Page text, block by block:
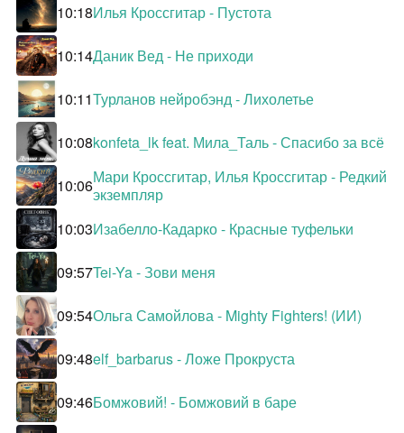
10:18Илья Кроссгитар - Пустота
10:14Даник Вед - Не приходи
10:11Турланов нейробэнд - Лихолетье
10:08konfeta_lk feat. Мила_Таль - Спасибо за всё
10:06Мари Кроссгитар, Илья Кроссгитар - Редкий
экземпляр
10:03Изабелло-Кадарко - Красные туфельки
09:57Tei-Ya - Зови меня
09:54Ольга Самойлова - Mighty Fighters! (ИИ)
09:48elf_barbarus - Ложе Прокруста
09:46Бомжовий! - Бомжовий в баре